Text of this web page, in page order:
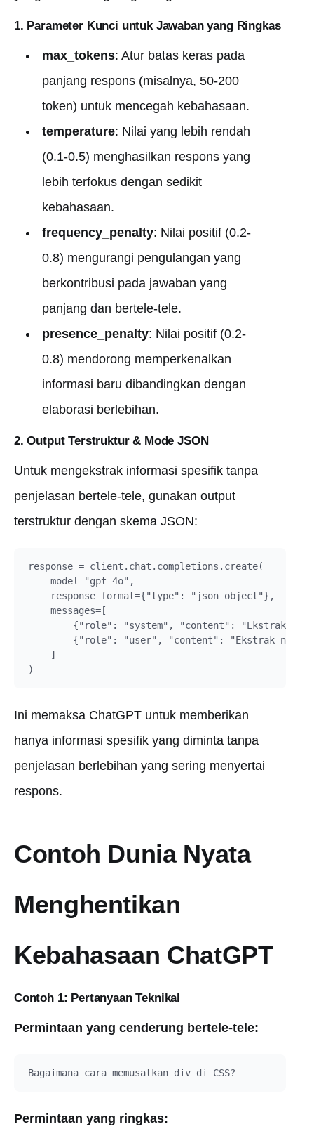
1. Parameter Kunci untuk Jawaban yang Ringkas
max_tokens: Atur batas keras pada
panjang respons (misalnya, 50-200
token) untuk mencegah kebahasaan.
temperature: Nilai yang lebih rendah
(0.1-0.5) menghasilkan respons yang
lebih terfokus dengan sedikit
kebahasaan.
frequency_penalty: Nilai positif (0.2-
0.8) mengurangi pengulangan yang
berkontribusi pada jawaban yang
panjang dan bertele-tele.
presence_penalty: Nilai positif (0.2-
0.8) mendorong memperkenalkan
informasi baru dibandingkan dengan
elaborasi berlebihan.
2. Output Terstruktur & Mode JSON
Untuk mengekstrak informasi spesifik tanpa
penjelasan bertele-tele, gunakan output
terstruktur dengan skema JSON:
response = client.chat.completions.create(
    model="gpt-4o",
    response_format={"type": "json_object"},
    messages=[
{"role": "system", "content": "Ekstrak
{"role": "user", "content": "Ekstrak nama
    ]
Ini memaksa ChatGPT untuk memberikan
hanya informasi spesifik yang diminta tanpa
penjelasan berlebihan yang sering menyertai
respons.
Contoh Dunia Nyata
Menghentikan
Kebahasaan ChatGPT
Contoh 1: Pertanyaan Teknikal
Permintaan yang cenderung bertele-tele:
Permintaan yang ringkas: